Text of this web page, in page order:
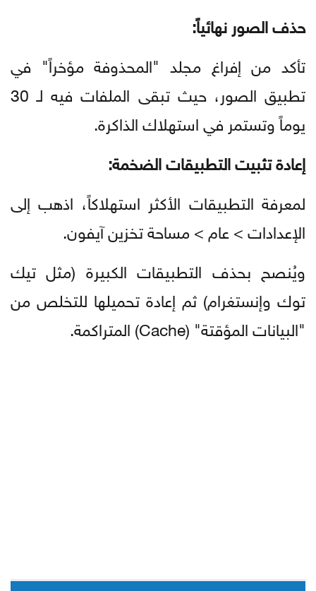
حذف الصور نهائياً:
تأكد من إفراغ مجلد "المحذوفة مؤخراً" في
تطبيق الصور، حيث تبقى الملفات فيه لـ 30
يوماً وتستمر في استهلاك الذاكرة.
إعادة تثبيت التطبيقات الضخمة:
لمعرفة التطبيقات الأكثر استهلاكاً، اذهب إلى
الإعدادات > عام > مساحة تخزين آيفون.
ويُنصح بحذف التطبيقات الكبيرة (مثل تيك
توك وإنستغرام) ثم إعادة تحميلها للتخلص من
"البيانات المؤقتة" (Cache) المتراكمة.